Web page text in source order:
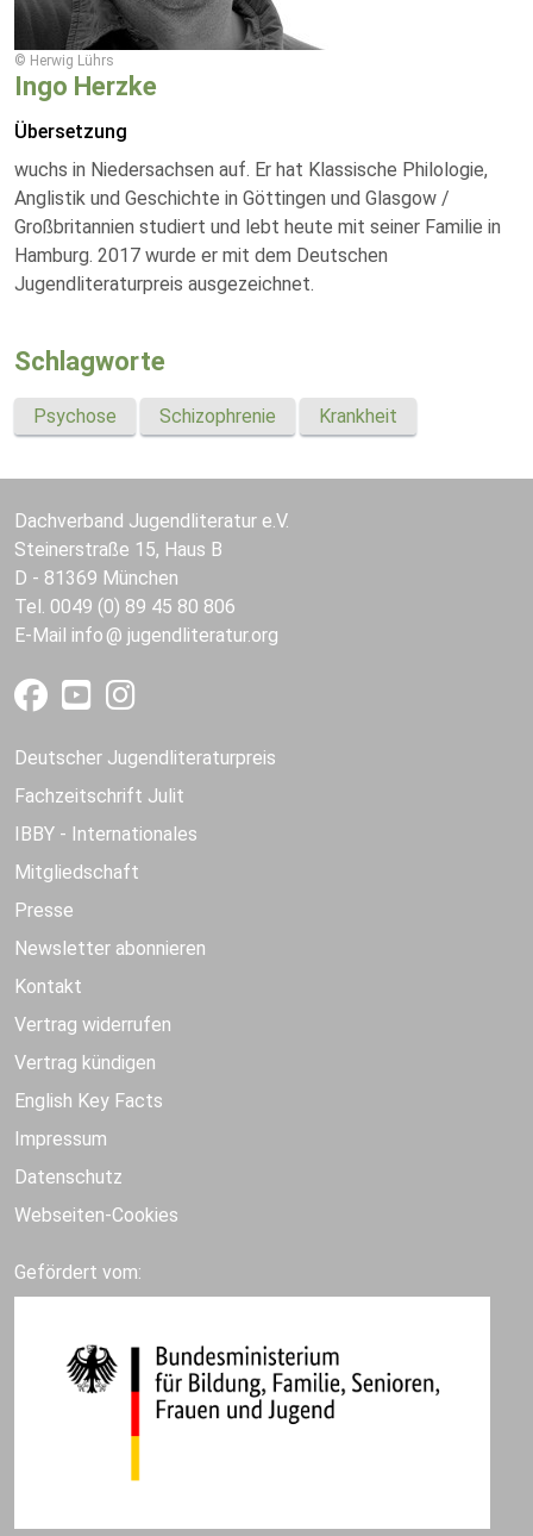
© Herwig Lührs
Ingo Herzke
Übersetzung
wuchs in Niedersachsen auf. Er hat Klassische Philologie,
Anglistik und Geschichte in Göttingen und Glasgow /
Großbritannien studiert und lebt heute mit seiner Familie in
Hamburg. 2017 wurde er mit dem Deutschen
Jugendliteraturpreis ausgezeichnet.
Schlagworte
Psychose Schizophrenie Krankheit
Dachverband Jugendliteratur e.V.
Steinerstraße 15, Haus B
D - 81369 München
Tel. 0049 (0) 89 45 80 806
E-Mail info jugendliteratur.org
Deutscher Jugendliteraturpreis
Fachzeitschrift Julit
IBBY - Internationales
Mitgliedschaft
Presse
Newsletter abonnieren
Kontakt
Vertrag widerrufen
Vertrag kündigen
English Key Facts
Impressum
Datenschutz
Webseiten-Cookies
Gefördert vom: